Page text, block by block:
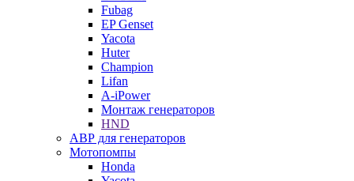
Fubag
EP Genset
Yacota
Huter
Champion
Lifan
A-iPower
Монтаж генераторов
HND
АВР для генераторов
Мотопомпы
Honda